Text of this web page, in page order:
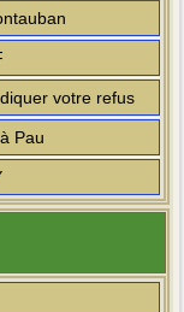
votre refus
Pau